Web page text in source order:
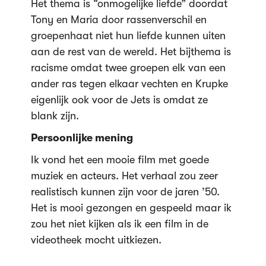
Het thema is “onmogelijke liefde” doordat
Tony en Maria door rassenverschil en
groepenhaat niet hun liefde kunnen uiten
aan de rest van de wereld. Het bijthema is
racisme omdat twee groepen elk van een
ander ras tegen elkaar vechten en Krupke
eigenlijk ook voor de Jets is omdat ze
blank zijn.
Persoonlijke mening
Ik vond het een mooie film met goede
muziek en acteurs. Het verhaal zou zeer
realistisch kunnen zijn voor de jaren ’50.
Het is mooi gezongen en gespeeld maar ik
zou het niet kijken als ik een film in de
videotheek mocht uitkiezen.